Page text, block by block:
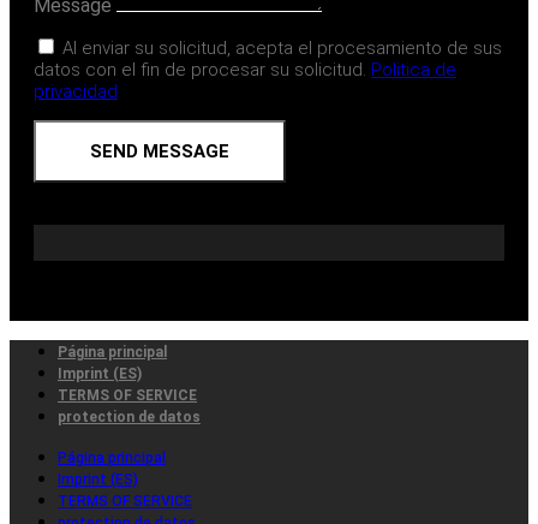
Message
Al enviar su solicitud, acepta el procesamiento de sus
datos con el fin de procesar su solicitud. Politica de
privacidad
SEND MESSAGE
Página principal
Imprint (ES)
TERMS OF SERVICE
protection de datos
Página principal
Imprint (ES)
TERMS OF SERVICE